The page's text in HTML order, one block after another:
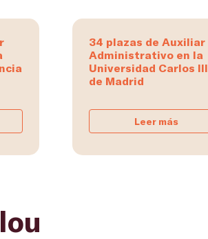
34 plazas de Auxiliar
Administrativo en la
Universidad Carlos III
de Madrid
Leer más